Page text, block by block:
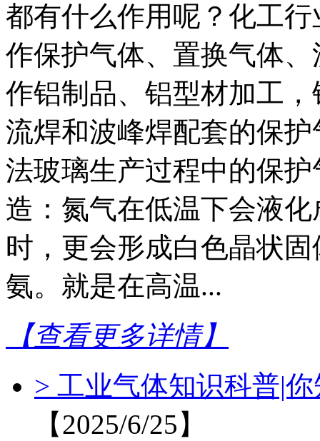
都有什么作用呢？化工
作保护气体、置换气体
作铝制品、铝型材加工
流焊和波峰焊配套的保
法玻璃生产过程中的保
造：氮气在低温下会液
时，更会形成白色晶状
氨。就是在高温...
【查看更多详情】
> 工业气体知识科普|
【2025/6/25】